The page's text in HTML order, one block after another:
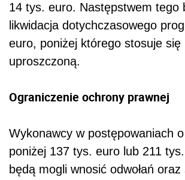
14 tys. euro. Następstwem tego
likwidacja dotychczasowego
euro, poniżej którego stosuje się
uproszczoną.
Ograniczenie ochrony prawnej
Wykonawcy w postępowaniach
poniżej 137 tys. euro lub 211
będą mogli wnosić odwołań